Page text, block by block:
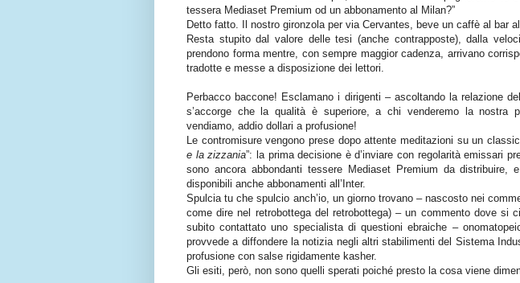
tessera Mediaset Premium od un abbonamento al Milan?”
Detto fatto. Il nostro gironzola per via Cervantes, beve un caffè al bar
Resta stupito dal valore delle tesi (anche contrapposte), dalla
prendono forma mentre, con sempre maggior cadenza, arrivano
tradotte e messe a disposizione dei lettori.
Perbacco baccone! Esclamano i dirigenti – ascoltando la relazione
s’accorge che la qualità è superiore, a chi venderemo la nostra
vendiamo, addio dollari a profusione!
Le contromisure vengono prese dopo attente meditazioni su un
e la zizzania”: la prima decisione è d’inviare con regolarità emissari
sono ancora abbondanti tessere Mediaset Premium da distribuire,
disponibili anche abbonamenti all’Inter.
Spulcia tu che spulcio anch’io, un giorno trovano – nascosto nei
come dire nel retrobottega del retrobottega) – un commento dove si
subito contattato uno specialista di questioni ebraiche –
provvede a diffondere la notizia negli altri stabilimenti del Sistema
profusione con salse rigidamente kasher.
Gli esiti, però, non sono quelli sperati poiché presto la cosa viene